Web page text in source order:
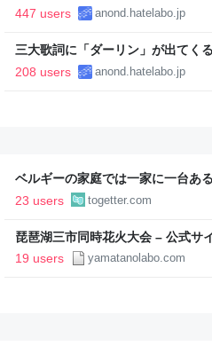
447 users
anond.hatelabo.jp
三大歌詞に「ダーリン」が出てく
208 users
anond.hatelabo.jp
ベルギーの家庭では一家に一台あ
するがベルギー人に訊いてみたら
23 users togetter.com
琵琶湖三市同時花火大会 – 公式サ
19 users
yamatanolabo.com